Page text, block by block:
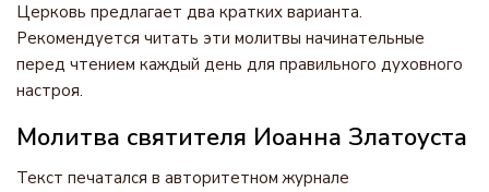
Церковь предлагает два кратких варианта.
Рекомендуется читать эти молитвы начинательные
перед чтением каждый день для правильного духовного
настроя.
Молитва святителя Иоанна Златоуста
Текст печатался в авторитетном журнале